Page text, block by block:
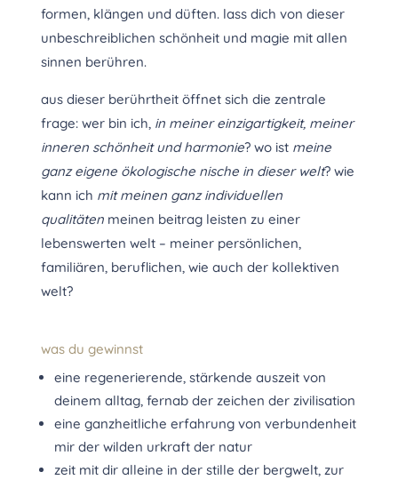
formen, klängen und düften. lass dich von dieser
unbeschreiblichen schönheit und magie mit allen
sinnen berühren.
aus dieser berührtheit öffnet sich die zentrale
frage: wer bin ich, in meiner einzigartigkeit, meiner
inneren schönheit und harmonie? wo ist meine
ganz eigene ökologische nische in dieser welt? wie
kann ich mit meinen ganz individuellen
qualitätenmeinen beitrag leisten zu einer
lebenswerten welt – meiner persönlichen,
familiären, beruflichen, wie auch der kollektiven
welt?
was du gewinnst
eine regenerierende, stärkende auszeit von
deinem alltag, fernab der zeichen der zivilisation
eine ganzheitliche erfahrung von verbundenheit
mir der wilden urkraft der natur
zeit mit dir alleine in der stille der bergwelt, zur